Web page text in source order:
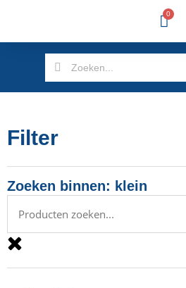
0
Filter
Zoeken binnen: klein